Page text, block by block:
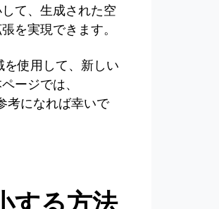
て、生成された空
を実現できます。
使用して、新しい
ージでは、
考になれば幸いで
する方法